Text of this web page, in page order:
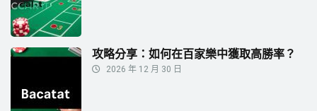
攻略分享：如何在百家樂中獲取高勝率？
2026 年 12 月 30 日